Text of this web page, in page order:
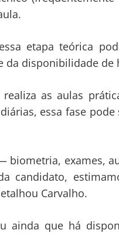
etapa teórica
da disponibilidade de
as aulas
essa fase
biometria, exames,
candidato,
Carvalho.
ainda que há